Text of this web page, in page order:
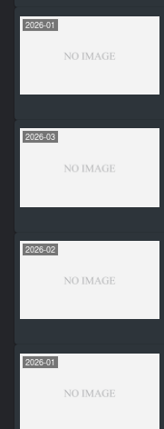
2026-01
2026-03
2026-02
2026-01